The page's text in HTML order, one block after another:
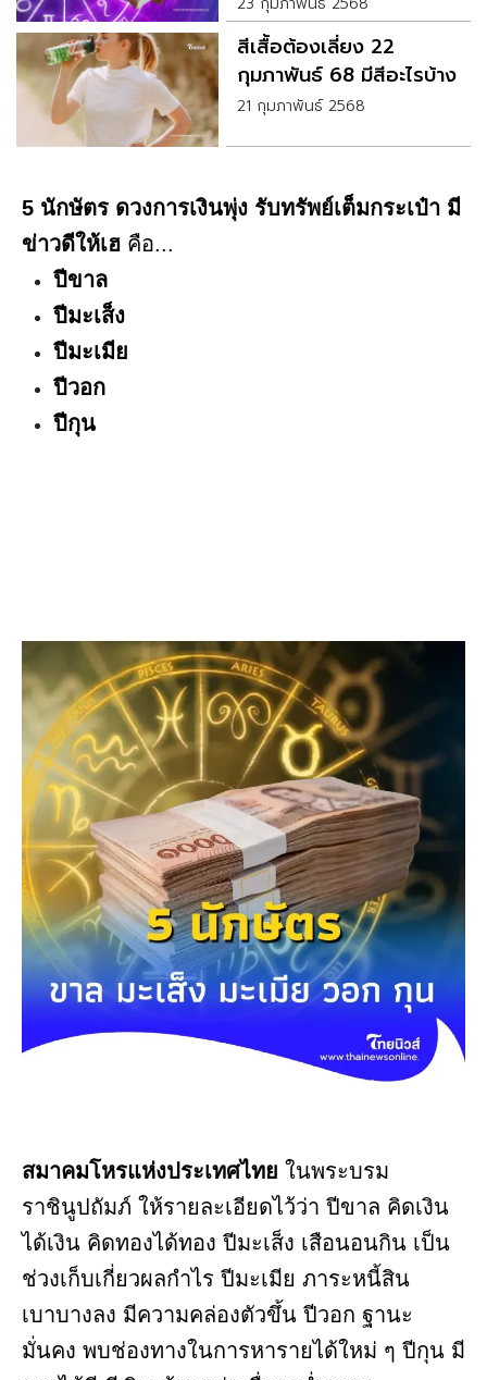
สีเสื้อต้องเลี่ยง 22
กุมภาพันธ์ 68 มีสีอะไรบ้าง
21 กุมภาพันธ์ 2568
5 นักษัตร ดวงการเงินพุ่ง รับทรัพย์เต็มกระเป๋า มี
ข่าวดีให้เฮ คือ...
ปีขาล
ปีมะเส็ง
ปีมะเมีย
ปีวอก
ปีกุน
สมาคมโหรแห่งประเทศไทย ในพระบรม
ราชินูปถัมภ์ ให้รายละเอียดไว้ว่า ปีขาล คิดเงิน
ได้เงิน คิดทองได้ทอง ปีมะเส็ง เสือนอนกิน เป็น
ช่วงเก็บเกี่ยวผลกำไร ปีมะเมีย ภาระหนี้สิน
เบาบางลง มีความคล่องตัวขึ้น ปีวอก ฐานะ
มั่นคง พบช่องทางในการหารายได้ใหม่ ๆ ปีกุน มี